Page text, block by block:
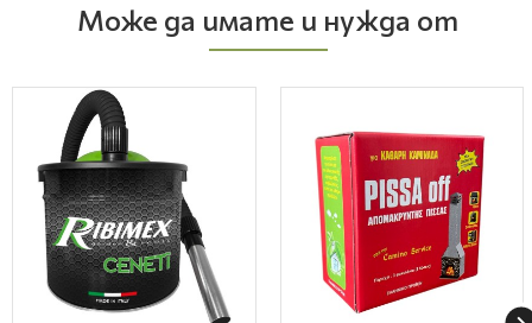
Може да имате и нужда от